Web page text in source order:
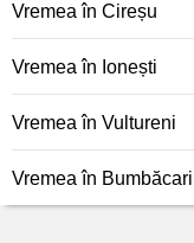
Vremea în Cireșu
Vremea în Ionești
Vremea în Vultureni
Vremea în Bumbăcari